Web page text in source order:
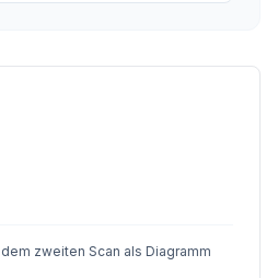
zweiten Scan als Diagramm